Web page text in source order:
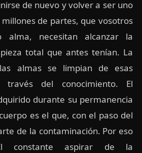
de nuevo y volver a ser uno
de partes, que vosotros
alma, necesitan alcanzar la
total que antes tenían. La
almas se limpian de esas
del conocimiento. El
durante su permanencia
es el que, con el paso del
de la contaminación. Por eso
constante aspirar de la